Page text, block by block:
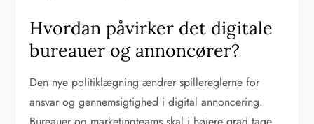
Hvordan påvirker det digitale
bureauer og annoncører?
Den nye politiklægning ændrer spillereglerne for
ansvar og gennemsigtighed i digital annoncering.